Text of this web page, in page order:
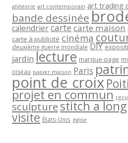
allégorie art contemporain art trading
bande dessinée
calendriercartecarte maison
carte à publicité cinéma
deuxième guerre mondiale DIY
jardin lecture marque-page
oiseau papier maison Paris
point de croix
projet en commun
sculpturestitch a long
visite États-Unis église